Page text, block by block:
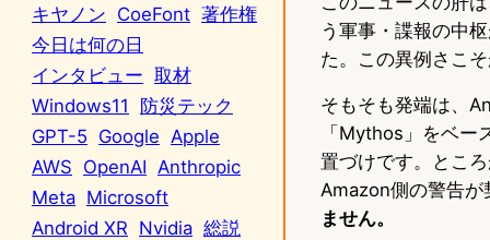
キヤノン CoeFont 著作権
今日は何の日
インタビュー 取材
Windows11
防災テック
GPT-5 Google Apple
AWS OpenAI Anthropic
Meta Microsoft
Android XR Nvidia 総説
う軍事・諜報の中
た。この異例さこ
そもそも発端は、
「Mythos」をベー
置づけです。とこ
Amazon側の警告が
ません。